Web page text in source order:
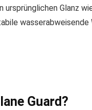
ursprünglichen Glanz
Guard?